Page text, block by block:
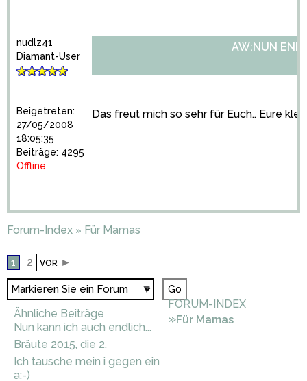
nudlz41
Diamant-User
Beigetreten:
27/05/2008
18:05:35
Beiträge: 4295
Offline
AW:NUN
Das freut mich so sehr für Euch.. Eure
Forum-Index » Für Mamas
1 2 VOR ►
Ähnliche Beiträge
Nun kann ich auch endlich...
Bräute 2015, die 2.
Ich tausche mein i gegen ein
a:-)
FORUM-INDEX
»Für Mamas